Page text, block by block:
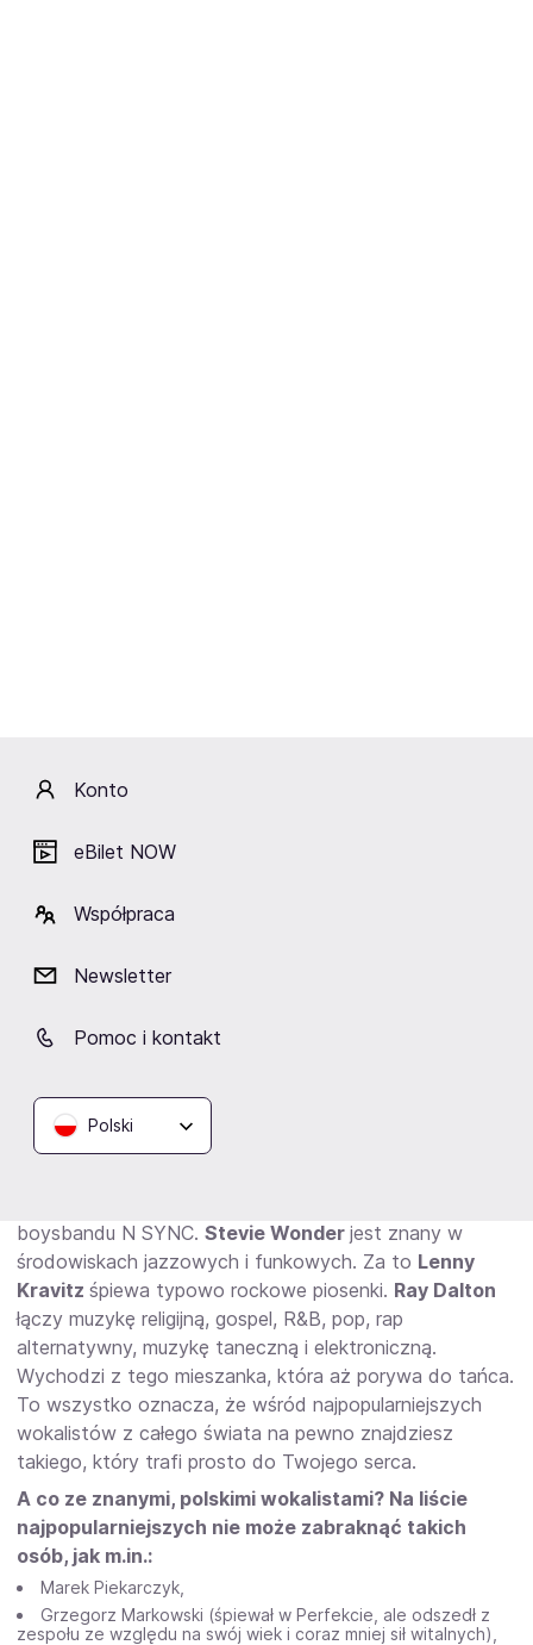
Konto
eBilet NOW
Współpraca
Newsletter
Pomoc i kontakt
Polski
James Brown,
Marvin Gaye (zmarł w 1984 roku),
Justin Bieber,
Bruno Mars,
Ozzy Osbourne,
Ray Dalton.
niepowtarzalny głos.
Metallice, zespole heavy metalowym.
boysbandu N SYNC. Stevie Wonder jest znany w
środowiskach jazzowych i funkowych. Za to Lenny
Kravitz śpiewa typowo rockowe piosenki. Ray Dalton
łączy muzykę religijną, gospel, R&B, pop, rap
alternatywny, muzykę taneczną i elektroniczną.
Wychodzi z tego mieszanka, która aż porywa do tańca.
To wszystko oznacza, że wśród najpopularniejszych
wokalistów z całego świata na pewno znajdziesz
takiego, który trafi prosto do Twojego serca.
A co ze znanymi, polskimi wokalistami? Na liście
najpopularniejszych nie może zabraknąć takich
osób, jak m.in.:
Marek Piekarczyk,
Grzegorz Markowski (śpiewał w Perfekcie, ale odszedł z
zespołu ze względu na swój wiek i coraz mniej sił witalnych),